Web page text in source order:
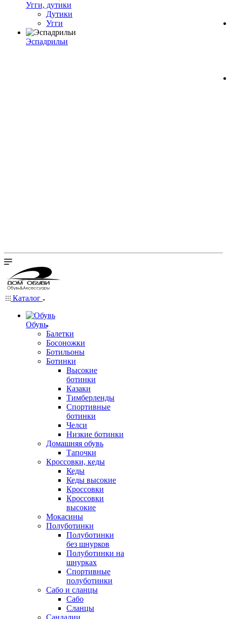
Угги, дутики
Дутики
Угги
Эспадрильи
Каталог
Обувь
Балетки
Босоножки
Ботильоны
Ботинки
Высокие
ботинки
Казаки
Тимберленды
Спортивные
ботинки
Челси
Низкие ботинки
Домашняя обувь
Тапочки
Кроссовки, кеды
Кеды
Кеды высокие
Кроссовки
Кроссовки
высокие
Мокасины
Полуботинки
Полуботинки
без шнурков
Полуботинки на
шнурках
Спортивные
полуботинки
Сабо и сланцы
Сабо
Сланцы
Сандалии